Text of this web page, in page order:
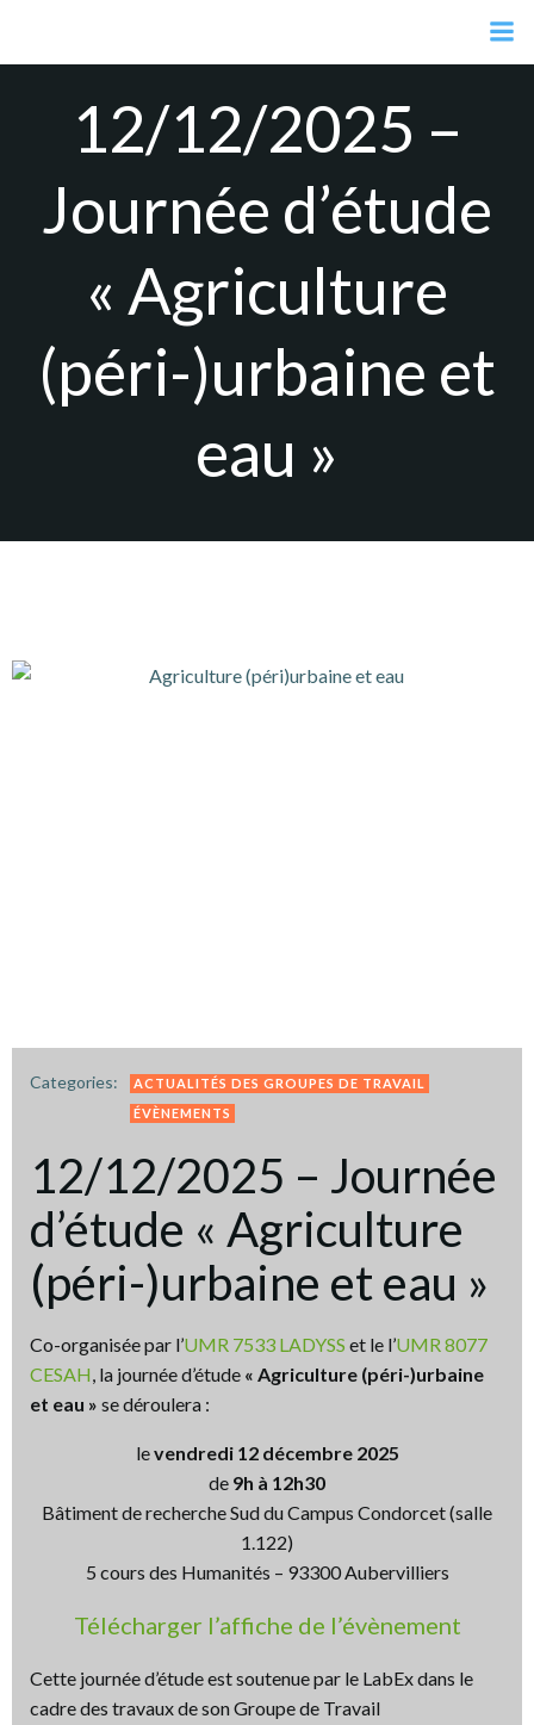
contenu
12/12/2025 –
Journée d’étude
« Agriculture
(péri-)urbaine et
eau »
Categories:
ACTUALITÉS DES GROUPES DE TRAVAIL
ÉVÈNEMENTS
12/12/2025 – Journée
d’étude « Agriculture
(péri-)urbaine et eau »
Co-organisée par l’UMR 7533 LADYSS et le l’UMR 8077
CESAH, la journée d’étude « Agriculture (péri-)urbaine
et eau » se déroulera :
levendredi 12 décembre 2025
de 9h à 12h30
Bâtiment de recherche Sud du Campus Condorcet (salle
1.122)
5 cours des Humanités – 93300 Aubervilliers
Télécharger l’affiche de l’évènement
Cette journée d’étude est soutenue par le LabEx dans le
cadre des travaux de son Groupe de Travail